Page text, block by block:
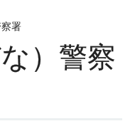
署
）警察